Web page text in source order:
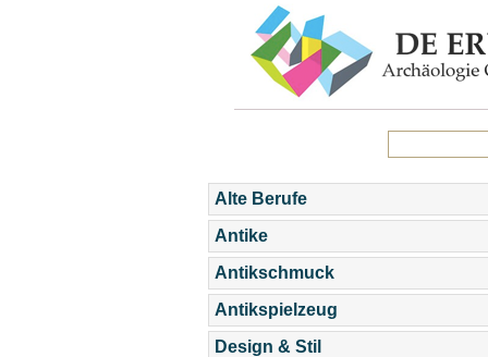
Alte Berufe
Antike
Antikschmuck
Antikspielzeug
Design & Stil